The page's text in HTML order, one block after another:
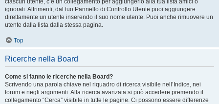
ciascun utente, c’è un collegamento per aggiungerlo alla tua lista amici o
ignorati. Altrimenti, dal tuo Pannello di Controllo Utente puoi aggiungere
direttamente un utente inserendo il suo nome utente. Puoi anche rimuovere un
utente dalla lista dalla stessa pagina.
Top
Ricerche nella Board
Come si fanno le ricerche nella Board?
Scrivendo una parola chiave nel riquadro di ricerca visibile nell’Indice, nei
forum e negli argomenti. Alla ricerca avanzata si può accedere premendo il
collegamento “Cerca” visibile in tutte le pagine. Ci possono essere differenze